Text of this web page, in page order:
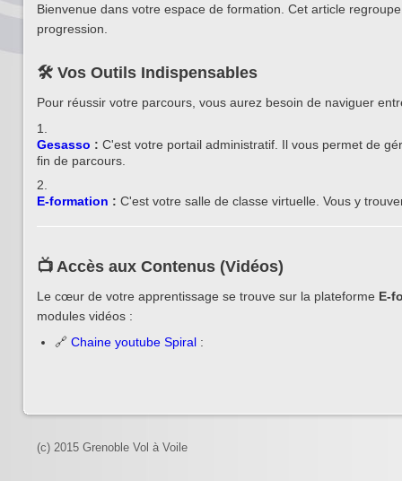
Bienvenue dans votre espace de formation. Cet article
progression.
🛠 Vos Outils Indispensables
Pour réussir votre parcours, vous aurez besoin de naviguer
Gesasso : C'est votre portail administratif. Il vous permet de
fin de parcours.
E-formation : C'est votre salle de classe virtuelle. Vous y
📺 Accès aux Contenus (Vidéos)
Le cœur de votre apprentissage se trouve sur la plateforme E-
modules vidéos :
🔗 Chaine youtube Spiral :
(c) 2015 Grenoble Vol à Voile